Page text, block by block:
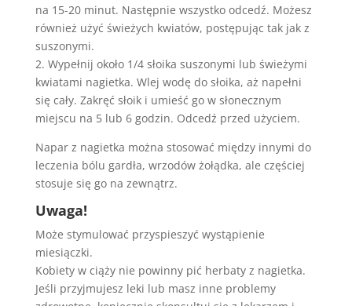
na 15-20 minut. Następnie wszystko odcedź. Możesz
również użyć świeżych kwiatów, postępując tak jak z
suszonymi.
2. Wypełnij około 1/4 słoika suszonymi lub świeżymi
kwiatami nagietka. Wlej wodę do słoika, aż napełni
się cały. Zakręć słoik i umieść go w słonecznym
miejscu na 5 lub 6 godzin. Odcedź przed użyciem.
Napar z nagietka można stosować między innymi do
leczenia bólu gardła, wrzodów żołądka, ale częściej
stosuje się go na zewnątrz.
Uwaga!
Może stymulować przyspieszyć wystąpienie
miesiączki.
Kobiety w ciąży nie powinny pić herbaty z nagietka.
Jeśli przyjmujesz leki lub masz inne problemy